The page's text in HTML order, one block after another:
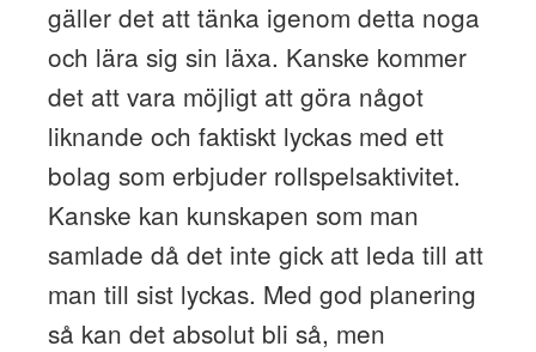
gäller det att tänka igenom detta noga
och lära sig sin läxa. Kanske kommer
det att vara möjligt att göra något
liknande och faktiskt lyckas med ett
bolag som erbjuder rollspelsaktivitet.
Kanske kan kunskapen som man
samlade då det inte gick att leda till att
man till sist lyckas. Med god planering
så kan det absolut bli så, men